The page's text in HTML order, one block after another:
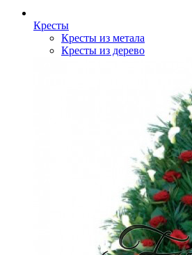
Кресты
Кресты из метала
Кресты из дерево